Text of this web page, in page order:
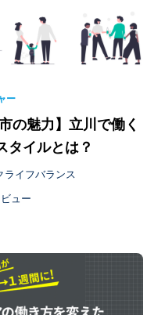
ー
の魅力】立川で働く
タイルとは？
ライフバランス
ュー